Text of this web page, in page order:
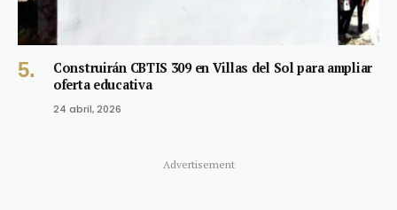
Construirán CBTIS 309 en Villas del Sol para ampliar
oferta educativa
24 abril, 2026
Advertisement